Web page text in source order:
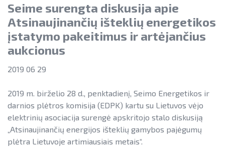
Mokėjimo prašymų formos, dokumentai
► PRIVAČIŲ ELEKTROMOBILIŲ ĮKROVIMO
PRIEIGŲ ĮRENGIMAS
ĮRENGINIAMS
► PARAMA SAULĖS ELEKTRINĖMS
SAUSUMOJE
Reklaminiai paveikslėliai (baneriai)
Aktuali AEI statistika
AIE plėtros galimybių žemėlapis
Saulės elektrinių modulių ir elektros
Jūrinės vėjo energetikos plėtra
Vandenilis
Pažangos skatinant AEI plėtrą
stebėsena
Energetika išsamiai
Elektros energetikos sektorius
Gamtinių dujų sektorius
Informacija apie paslaugų teikimą
Seime surengta diskusija apie
Atsinaujinančių išteklių energetikos
įstatymo pakeitimus ir artėjančius
aukcionus
2019 06 29
2019 m. birželio 28 d., penktadienį, Seimo Energetikos ir
darnios plėtros komisija (EDPK) kartu su Lietuvos vėjo
elektrinių asociacija surengė apskritojo stalo diskusiją
„Atsinaujinančių energijos išteklių gamybos pajėgumų
plėtra Lietuvoje artimiausiais metais“.